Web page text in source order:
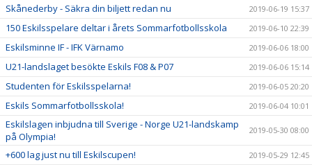
Skånederby - Säkra din biljett redan nu 2019-06-19 15:37
150 Eskilsspelare deltar i årets Sommarfotbollsskola 2019-06-10 22:39
Eskilsminne IF - IFK Värnamo 2019-06-06 18:00
U21-landslaget besökte Eskils F08 & P07 2019-06-06 15:14
Studenten för Eskilsspelarna! 2019-06-05 20:20
Eskils Sommarfotbollsskola! 2019-06-04 10:01
Eskilslagen inbjudna till Sverige - Norge U21-landskamp
på Olympia!
2019-05-30 08:00
+600 lag just nu till Eskilscupen! 2019-05-29 12:45